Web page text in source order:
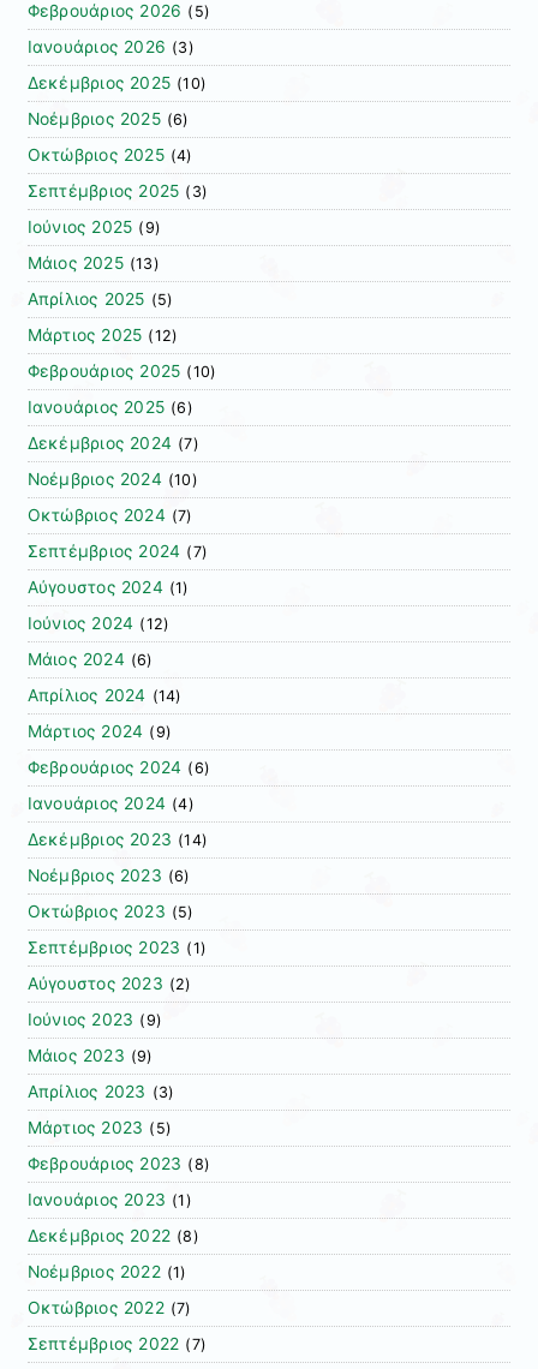
Φεβρουάριος 2026 (5)
Ιανουάριος 2026 (3)
Δεκέμβριος 2025 (10)
Νοέμβριος 2025(6)
Οκτώβριος 2025(4)
Σεπτέμβριος 2025 (3)
Ιούνιος 2025 (9)
Μάιος 2025(13)
Απρίλιος 2025 (5)
Μάρτιος 2025 (12)
Φεβρουάριος 2025 (10)
Ιανουάριος 2025 (6)
Δεκέμβριος 2024 (7)
Νοέμβριος 2024 (10)
Οκτώβριος 2024 (7)
Σεπτέμβριος 2024 (7)
Αύγουστος 2024 (1)
Ιούνιος 2024 (12)
Μάιος 2024 (6)
Απρίλιος 2024 (14)
Μάρτιος 2024 (9)
Φεβρουάριος 2024 (6)
Ιανουάριος 2024 (4)
Δεκέμβριος 2023 (14)
Νοέμβριος 2023 (6)
Οκτώβριος 2023 (5)
Σεπτέμβριος 2023 (1)
Αύγουστος 2023 (2)
Ιούνιος 2023 (9)
Μάιος 2023 (9)
Απρίλιος 2023 (3)
Μάρτιος 2023 (5)
Φεβρουάριος 2023 (8)
Ιανουάριος 2023 (1)
Δεκέμβριος 2022 (8)
Νοέμβριος 2022(1)
Οκτώβριος 2022(7)
Σεπτέμβριος 2022 (7)